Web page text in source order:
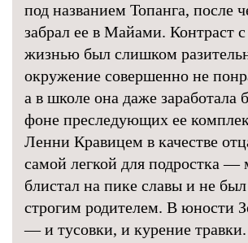
под названием Топанга, после
забрал ее в Майами. Контраст
жизнью был слишком
окружение совершенно не
а в школе она даже заработала
фоне преследующих ее
Ленни Кравицем в качестве
самой легкой для подростка —
блистал на пике славы и не
строгим родителем. В юности
— и тусовки, и курение травки.